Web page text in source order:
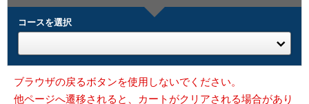
コースを選択
ブラウザの戻るボタンを使用しないでください。
他ページへ遷移されると、カートがクリアされる場合があり